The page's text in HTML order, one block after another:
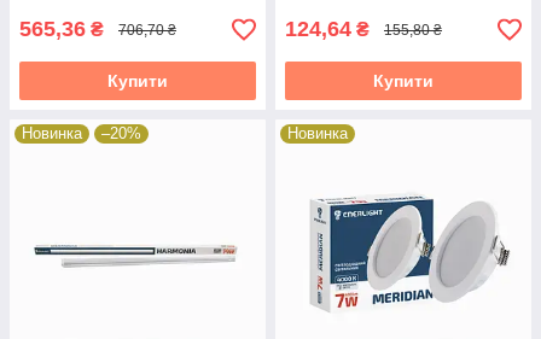
565,36 ₴ 706,70 ₴
Купити
124,64 ₴ 155,80 ₴
Купити
Новинка –20% Новинка